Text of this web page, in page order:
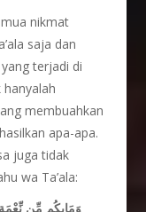
nikmat
saja dan
terjadi di
membuahkan
apa-apa.
juga tidak
wa Ta’ala:
وَمَابِكُم مِّن